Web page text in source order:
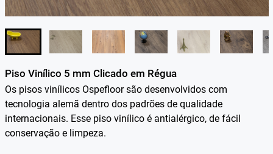
Piso Vinílico 5 mm Clicado em Régua
Os pisos vinílicos Ospefloor são desenvolvidos com
tecnologia alemã dentro dos padrões de qualidade
internacionais. Esse piso vinílico é antialérgico, de fácil
conservação e limpeza.